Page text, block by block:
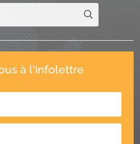
à l'infolettre